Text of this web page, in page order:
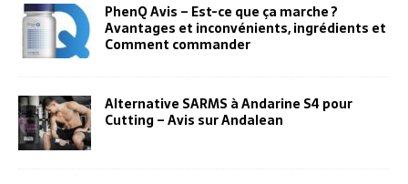
PhenQ Avis – Est-ce que ça marche ?
Avantages et inconvénients, ingrédients et
Comment commander
Alternative SARMS à Andarine S4 pour
Cutting – Avis sur Andalean